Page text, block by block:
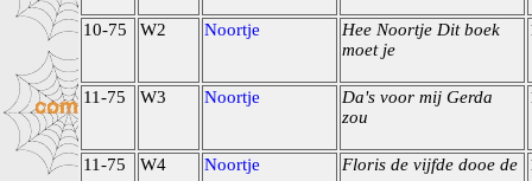
10-75 W2 Noortje
Hee Noortje Dit boek
moet je
11-75 W3 Noortje
Da's voor mij Gerda
zou
11-75 W4 Noortje Floris de vijfde dooe de